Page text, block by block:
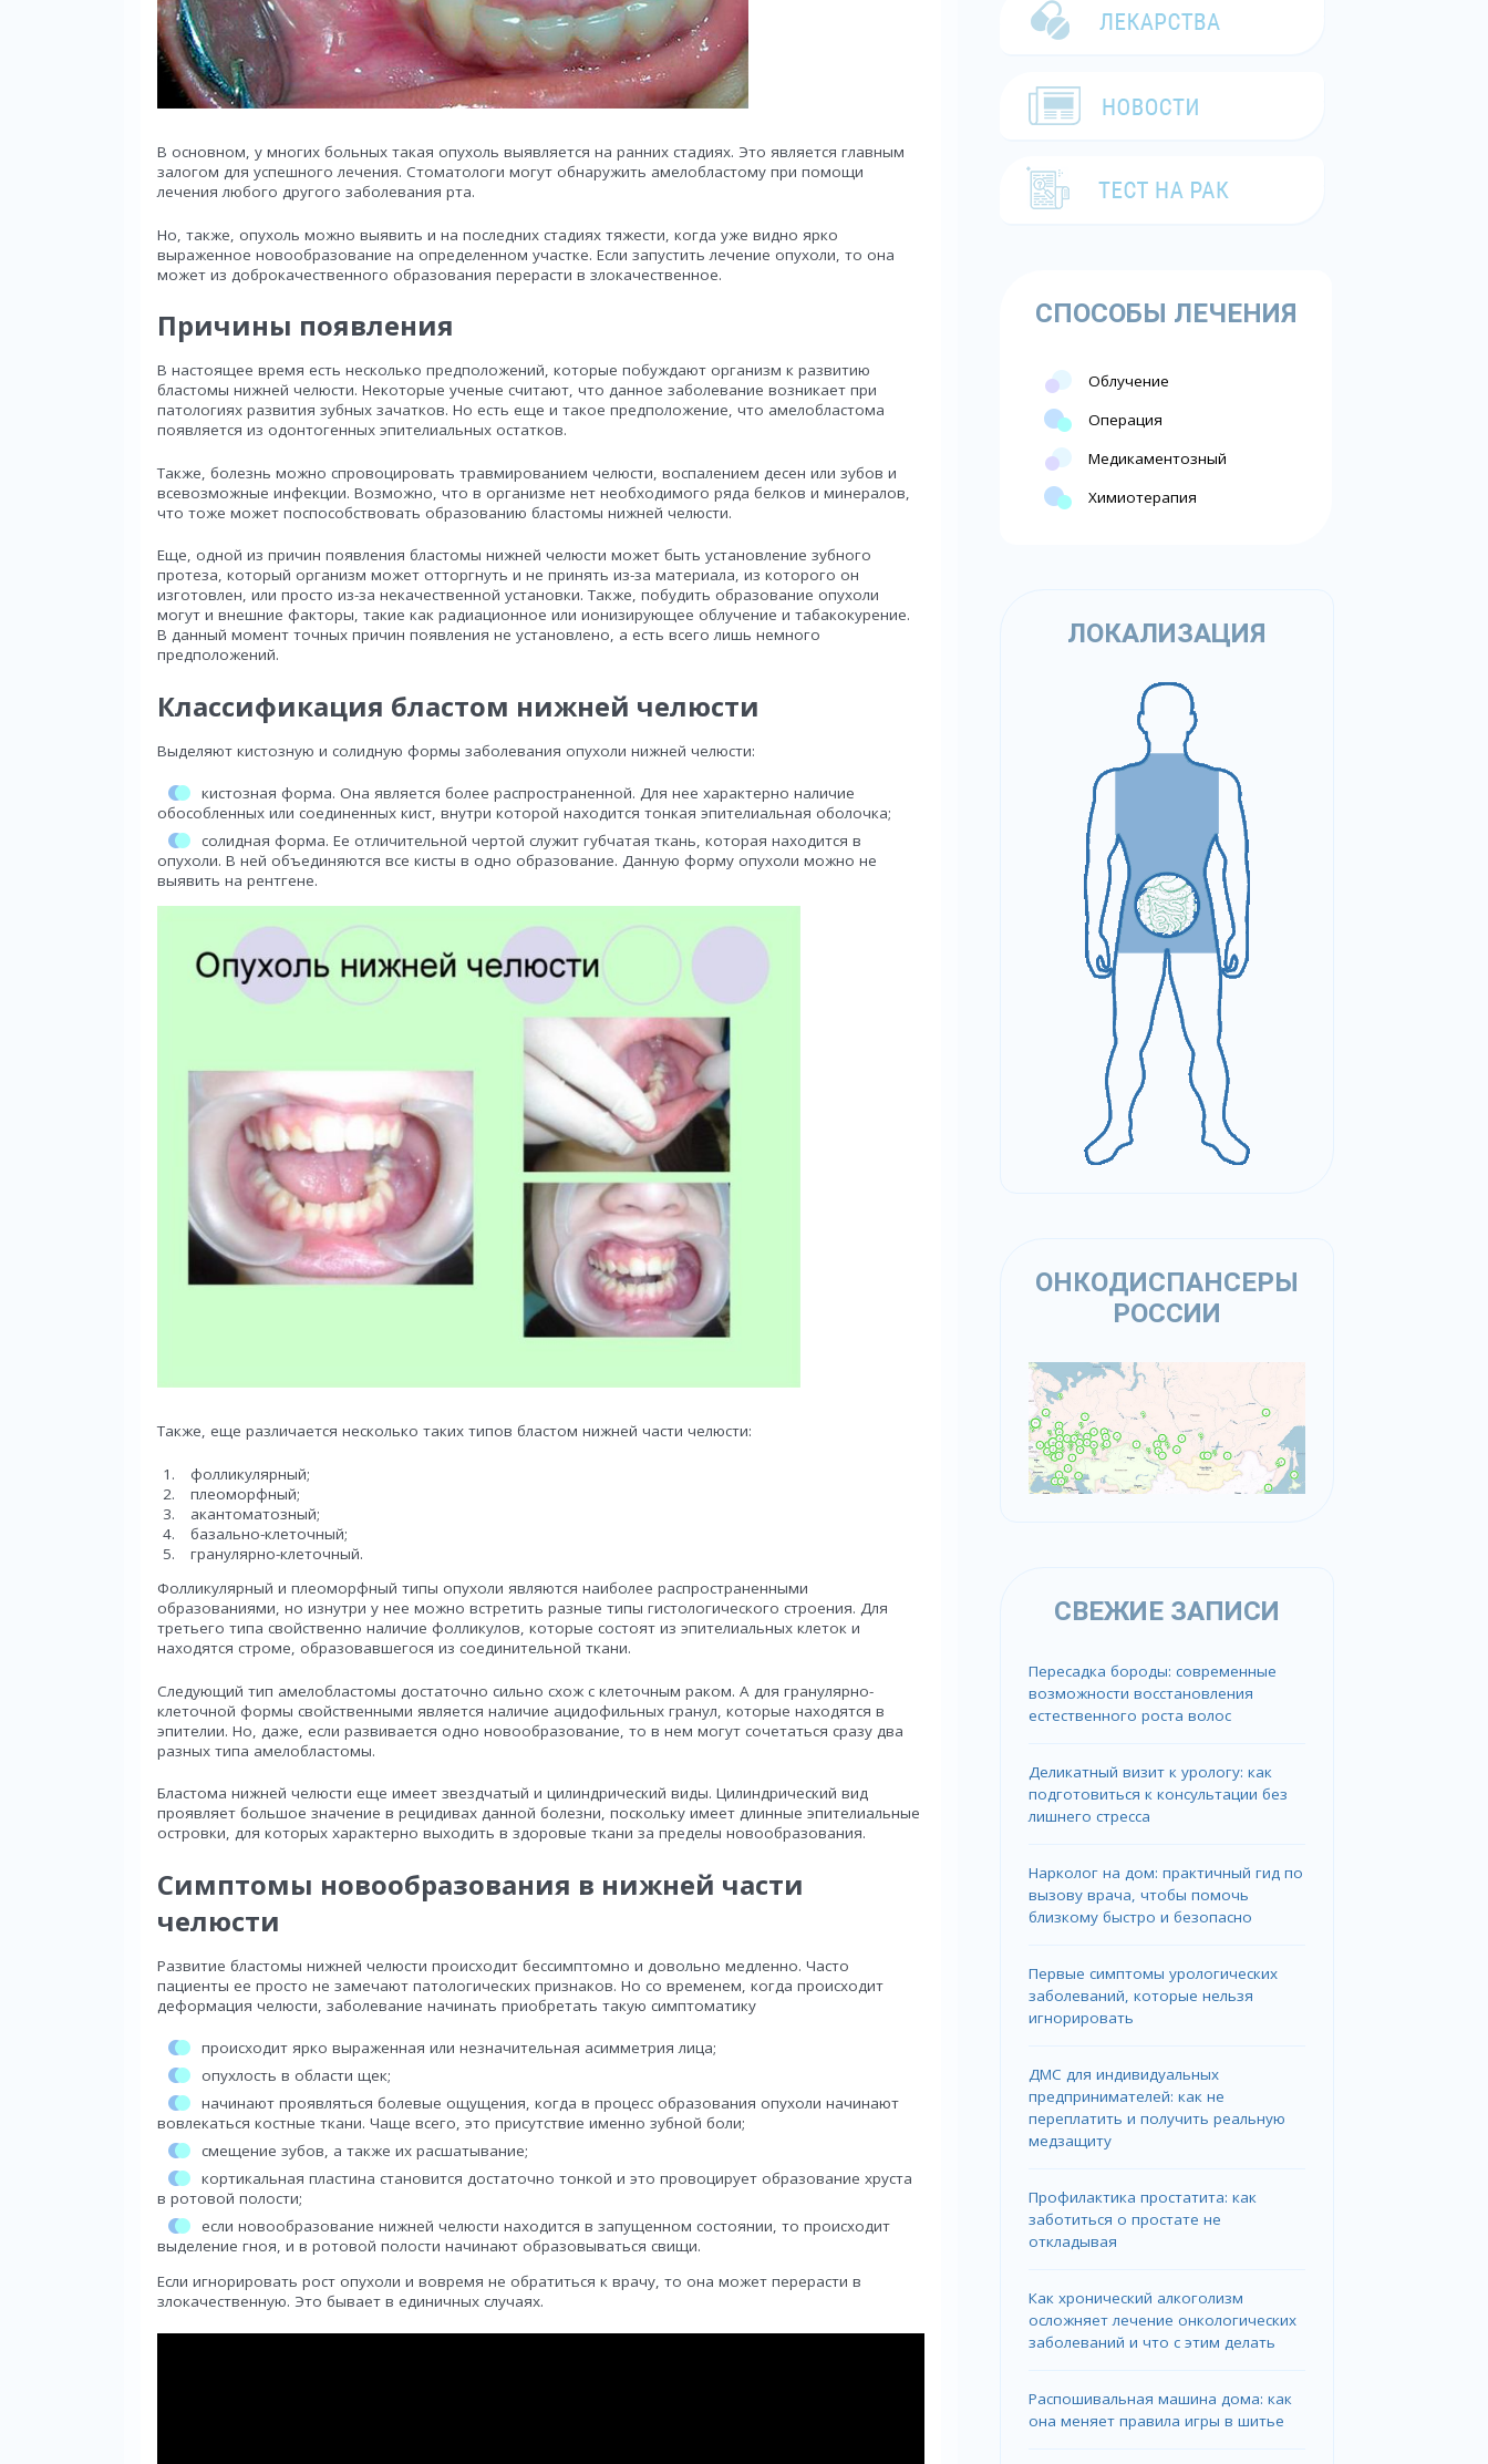
В основном, у многих больных такая опухоль выявляется на ранних стадиях. Это является главным
залогом для успешного лечения. Стоматологи могут обнаружить амелобластому при помощи
лечения любого другого заболевания рта.
Но, также, опухоль можно выявить и на последних стадиях тяжести, когда уже видно ярко
выраженное новообразование на определенном участке. Если запустить лечение опухоли, то она
может из доброкачественного образования перерасти в злокачественное.
Причины появления
В настоящее время есть несколько предположений, которые побуждают организм к развитию
бластомы нижней челюсти. Некоторые ученые считают, что данное заболевание возникает при
патологиях развития зубных зачатков. Но есть еще и такое предположение, что амелобластома
появляется из одонтогенных эпителиальных остатков.
Также, болезнь можно спровоцировать травмированием челюсти, воспалением десен или зубов и
всевозможные инфекции. Возможно, что в организме нет необходимого ряда белков и минералов,
что тоже может поспособствовать образованию бластомы нижней челюсти.
Еще, одной из причин появления бластомы нижней челюсти может быть установление зубного
протеза, который организм может отторгнуть и не принять из-за материала, из которого он
изготовлен, или просто из-за некачественной установки. Также, побудить образование опухоли
могут и внешние факторы, такие как радиационное или ионизирующее облучение и табакокурение.
В данный момент точных причин появления не установлено, а есть всего лишь немного
предположений.
Классификация бластом нижней челюсти
Выделяют кистозную и солидную формы заболевания опухоли нижней челюсти:
кистозная форма. Она является более распространенной. Для нее характерно наличие
обособленных или соединенных кист, внутри которой находится тонкая эпителиальная оболочка;
солидная форма. Ее отличительной чертой служит губчатая ткань, которая находится в
опухоли. В ней объединяются все кисты в одно образование. Данную форму опухоли можно не
выявить на рентгене.
Также, еще различается несколько таких типов бластом нижней части челюсти:
фолликулярный;
плеоморфный;
акантоматозный;
базально-клеточный;
гранулярно-клеточный.
Фолликулярный и плеоморфный типы опухоли являются наиболее распространенными
образованиями, но изнутри у нее можно встретить разные типы гистологического строения. Для
третьего типа свойственно наличие фолликулов, которые состоят из эпителиальных клеток и
находятся строме, образовавшегося из соединительной ткани.
Следующий тип амелобластомы достаточно сильно схож с клеточным раком. А для гранулярно-
клеточной формы свойственными является наличие ацидофильных гранул, которые находятся в
эпителии. Но, даже, если развивается одно новообразование, то в нем могут сочетаться сразу два
разных типа амелобластомы.
Бластома нижней челюсти еще имеет звездчатый и цилиндрический виды. Цилиндрический вид
проявляет большое значение в рецидивах данной болезни, поскольку имеет длинные эпителиальные
островки, для которых характерно выходить в здоровые ткани за пределы новообразования.
Симптомы новообразования в нижней части
челюсти
Развитие бластомы нижней челюсти происходит бессимптомно и довольно медленно. Часто
пациенты ее просто не замечают патологических признаков. Но со временем, когда происходит
деформация челюсти, заболевание начинать приобретать такую симптоматику
происходит ярко выраженная или незначительная асимметрия лица;
опухлость в области щек;
начинают проявляться болевые ощущения, когда в процесс образования опухоли начинают
вовлекаться костные ткани. Чаще всего, это присутствие именно зубной боли;
смещение зубов, а также их расшатывание;
кортикальная пластина становится достаточно тонкой и это провоцирует образование хруста
в ротовой полости;
если новообразование нижней челюсти находится в запущенном состоянии, то происходит
выделение гноя, и в ротовой полости начинают образовываться свищи.
Если игнорировать рост опухоли и вовремя не обратиться к врачу, то она может перерасти в
злокачественную. Это бывает в единичных случаях.
СПОСОБЫ ЛЕЧЕНИЯ
Облучение
Операция
Медикаментозный
Химиотерапия
ЛОКАЛИЗАЦИЯ
ОНКОДИСПАНСЕРЫ
РОССИИ
СВЕЖИЕ ЗАПИСИ
Пересадка бороды: современные
возможности восстановления
естественного роста волос
Деликатный визит к урологу: как
подготовиться к консультации без
лишнего стресса
Нарколог на дом: практичный гид по
вызову врача, чтобы помочь
близкому быстро и безопасно
Первые симптомы урологических
заболеваний, которые нельзя
игнорировать
ДМС для индивидуальных
предпринимателей: как не
переплатить и получить реальную
медзащиту
Профилактика простатита: как
заботиться о простате не
откладывая
Как хронический алкоголизм
осложняет лечение онкологических
заболеваний и что с этим делать
Распошивальная машина дома: как
она меняет правила игры в шитье